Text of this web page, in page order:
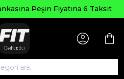
Peşin Fiyatına 6 Taksit